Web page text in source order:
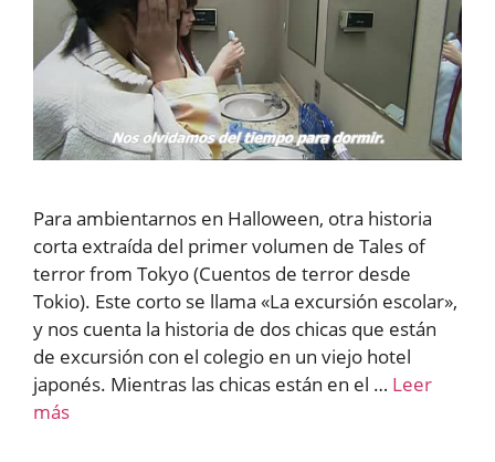
Para ambientarnos en Halloween, otra historia
corta extraída del primer volumen de Tales of
terror from Tokyo (Cuentos de terror desde
Tokio). Este corto se llama «La excursión escolar»,
y nos cuenta la historia de dos chicas que están
de excursión con el colegio en un viejo hotel
japonés. Mientras las chicas están en el … Leer
más